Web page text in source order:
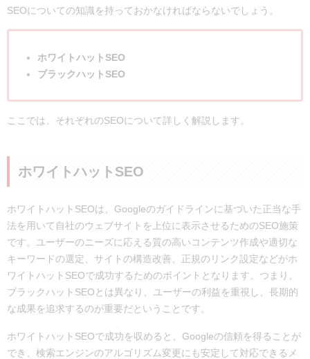
SEOについての知識を持っておかなければならないでしょう。
ホワイトハットSEO
ブラックハットSEO
ここでは、それぞれのSEOについて詳しく解説します。
ホワイトハットSEO
ホワイトハットSEOは、Googleのガイドラインに基づいた正当な手
法を用いて自社のウェブサイトを上位に表示させるためのSEO施策
です。ユーザーのニーズに応える質の高いコンテンツ作成や適切な
キーワードの選定、サイトの構造改善、正規のリンク設定などがホ
ワイトハットSEOで成功するためのポイントとなります。つまり、
ブラックハットSEOとは異なり、ユーザーの利益を重視し、長期的
な成果を追求するのが重要だということです。
ホワイトハットSEOで成功を収めると、Googleの信頼を得ることが
でき、検索エンジンのアルゴリズム変更にも安定して対応できるメ